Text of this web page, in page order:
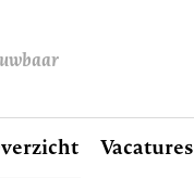
Vacatures